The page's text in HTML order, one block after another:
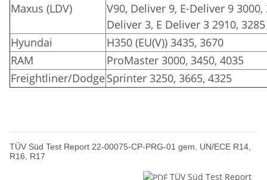
Maxus (LDV)
V90, Deliver 9, E-Deliver 9 3000,
Deliver 3, E Deliver 3 2910, 3285
Hyundai
H350 (EU(V)) 3435, 3670
RAM
ProMaster 3000, 3450, 4035
Freightliner/DodgeSprinter 3250, 3665, 4325
TÜV Süd Test Report 22-00075-CP-PRG-01 gem. UN/ECE R14,
R16, R17
TÜV Süd Test Report